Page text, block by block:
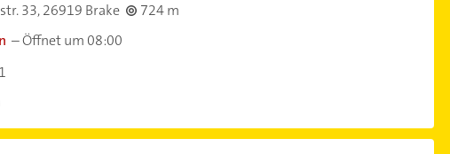
33,26919 Brake
724 m
–Öffnet um 08:00